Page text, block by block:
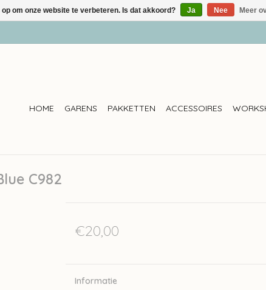
HOME GARENS PAKKETTEN ACCESSOIRES
C982
€20,00
Informatie
om onze website te verbeteren. Is dat akkoord? Ja Nee Meer